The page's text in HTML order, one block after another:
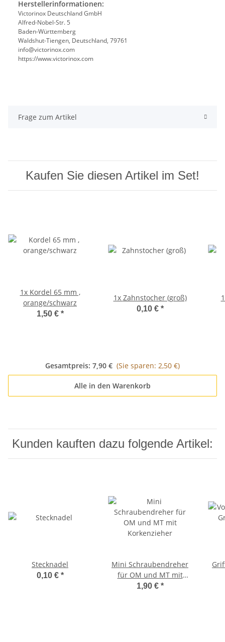
Herstellerinformationen:
Victorinox Deutschland GmbH
Alfred-Nobel-Str. 5
Baden-Württemberg
Waldshut-Tiengen, Deutschland, 79761
info@victorinox.com
https://www.victorinox.com
Frage zum Artikel
Kaufen Sie diesen Artikel im Set!
1x Kordel 65 mm ,
orange/schwarz
1,50 € *
1x Zahnstocher (groß)
0,10 € *
Gesamtpreis: 7,90 € (Sie sparen: 2,50 €)
Alle in den Warenkorb
Kunden kauften dazu folgende Artikel:
Stecknadel
0,10 € *
Mini Schraubendreher
für OM und MT mit
Korkenzieher
1,90 € *